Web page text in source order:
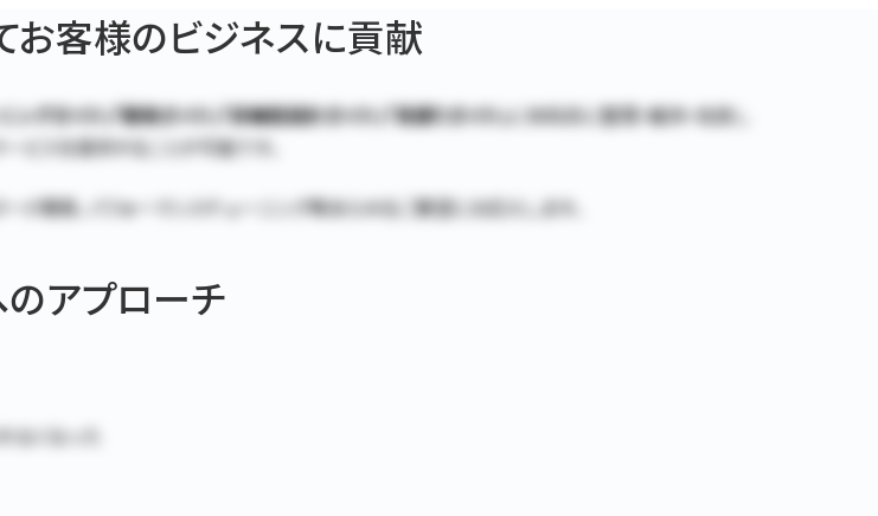
お客様のビジネスに貢献
ングガイド」「開発ガイド」「非機能設計ガイド」「見積りガイド」に体系的に整理・維持・改良し
スを提供することが可能です。
開発、パフォーマンスチューニング等あらゆるご要望にお応えします。
アプローチ
なくなった